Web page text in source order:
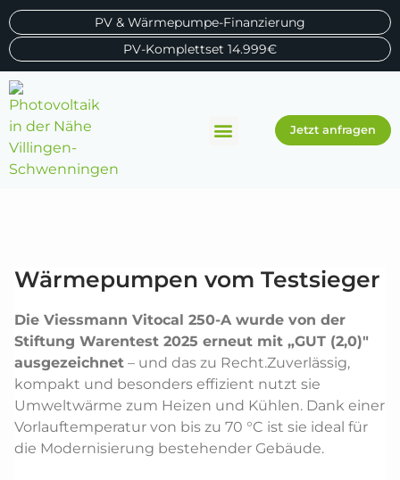
PV-Komplettset 14.999€
PV & Wärmepumpe-Finanzierung
Jetzt anfragen
Wärmepumpen vom Testsieger
Die Viessmann Vitocal 250-A wurde von der
Stiftung Warentest 2025 erneut mit „GUT (2,0)"
ausgezeichnet – und das zu Recht.Zuverlässig,
kompakt und besonders effizient nutzt sie
Umweltwärme zum Heizen und Kühlen. Dank einer
Vorlauftemperatur von bis zu 70 °C ist sie ideal für
die Modernisierung bestehender Gebäude.